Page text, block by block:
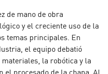
de mano de obra
y el creciente uso de la
temas principales. En
el equipo debatió
la robótica y la
procesado de la chapa. Al